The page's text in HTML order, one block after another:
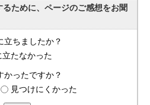
ために、ページのご感想をお聞
立ちましたか？
立たなかった
かったですか？
見つけにくかった